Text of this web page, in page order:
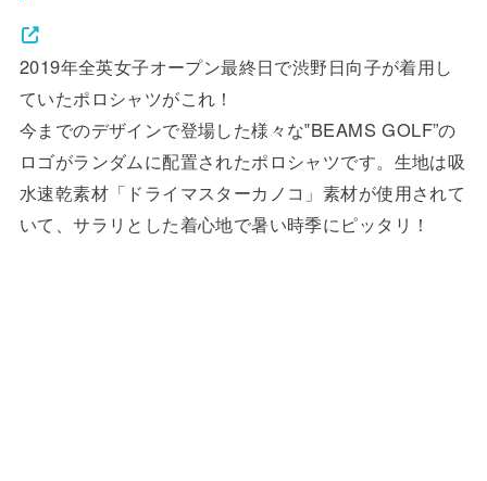
2019年全英女子オープン最終日で渋野日向子が着用し
ていたポロシャツがこれ！
今までのデザインで登場した様々な‟BEAMS GOLF”の
ロゴがランダムに配置されたポロシャツです。生地は吸
水速乾素材「ドライマスターカノコ」素材が使用されて
いて、サラリとした着心地で暑い時季にピッタリ！